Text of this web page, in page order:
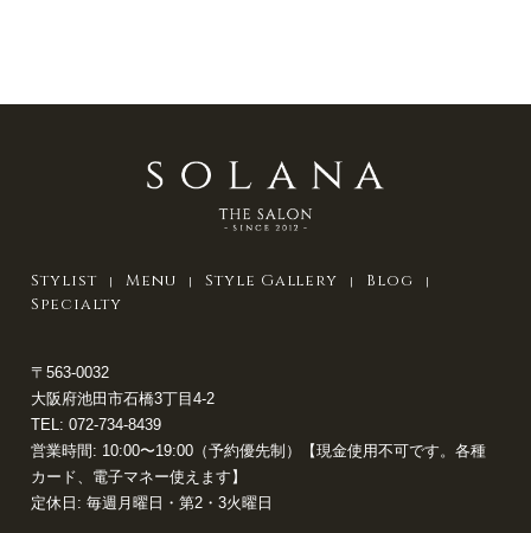
Stylist Menu Style Gallery
Blog
Specialty
〒563-0032
大阪府池田市石橋3丁目4-2
TEL: 072-734-8439
営業時間: 10:00〜19:00（予約優先制）【現金使用不可です。各種
カード、電子マネー使えます】
定休日: 毎週月曜日・第2・3火曜日